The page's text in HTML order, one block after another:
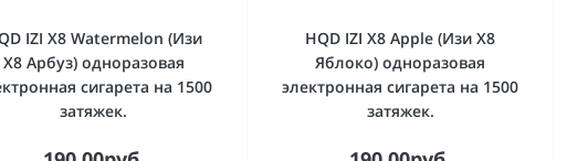
IZI X8 Watermelon (Изи
Х8 Арбуз) одноразовая
сигарета на 1500
затяжек.
HQD IZI X8 Apple (Изи Х8
Яблоко) одноразовая
электронная сигарета на 1500
затяжек.